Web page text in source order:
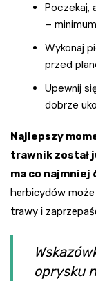
Poczekaj,
–
Wykonaj
przed
Upewnij
dobrze
Najlepszy
trawnik został
ma co najmniej
herbicydów
trawy i
oprysku